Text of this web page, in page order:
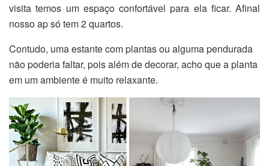
visita temos um espaço confortável para ela ficar. Afinal
nosso ap só tem 2 quartos.
Contudo, uma estante com plantas ou alguma pendurada
não poderia faltar, pois além de decorar, acho que a planta
em um ambiente é muito relaxante.